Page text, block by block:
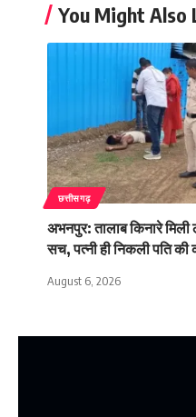
You Might Also
छत्तीसगढ़
अभनपुर: तालाब किनारे मिली
सच, पत्नी ही निकली पति की
August 6, 2026